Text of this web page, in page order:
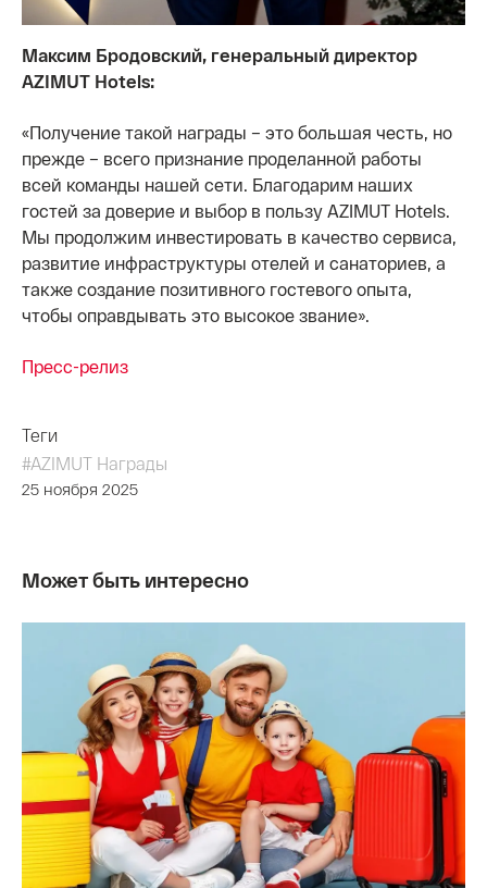
Максим Бродовский, генеральный директор
AZIMUT Hotels:
«Получение такой награды – это большая честь, но
прежде – всего признание проделанной работы
всей команды нашей сети. Благодарим наших
гостей за доверие и выбор в пользу AZIMUT Hotels.
Мы продолжим инвестировать в качество сервиса,
развитие инфраструктуры отелей и санаториев, а
также создание позитивного гостевого опыта,
чтобы оправдывать это высокое звание».
Пресс-релиз
Теги
#AZIMUT Награды
25 ноября 2025
Может быть интересно